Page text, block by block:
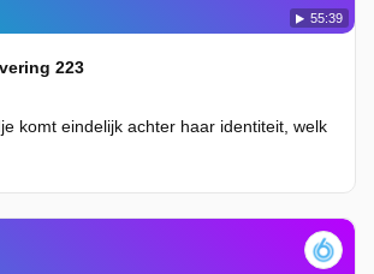
55:39
223
komt eindelijk achter haar identiteit, welk